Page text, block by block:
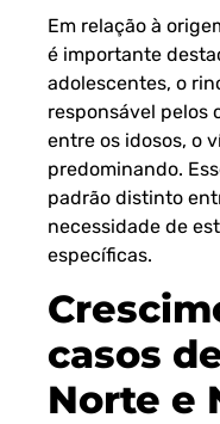
Em relação à
é importante
adolescentes, o
responsável pelos
entre os idosos, o
predominando.
padrão distinto
necessidade de
específicas.
casos
Norte e